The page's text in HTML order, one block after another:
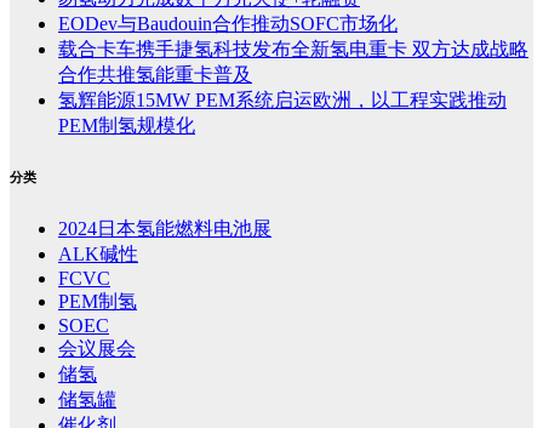
EODev与Baudouin合作推动SOFC市场化
载合卡车携手捷氢科技发布全新氢电重卡 双方达成战略
合作共推氢能重卡普及
氢辉能源15MW PEM系统启运欧洲，以工程实践推动
PEM制氢规模化
分类
2024日本氢能燃料电池展
ALK碱性
FCVC
PEM制氢
SOEC
会议展会
储氢
储氢罐